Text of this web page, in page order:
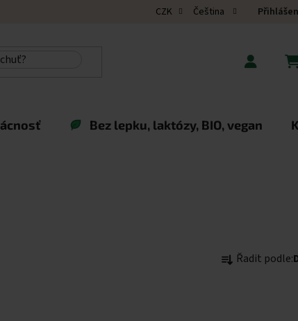
CZK Čeština
Bez lepku, laktózy, BIO, vegan
Řazení
Řadit podle: